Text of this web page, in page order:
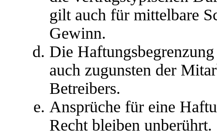
gilt auch für mittelbare
Gewinn.
Die
auch zugunsten der
Betreibers.
Ansprüche für eine
Recht bleiben unberührt.